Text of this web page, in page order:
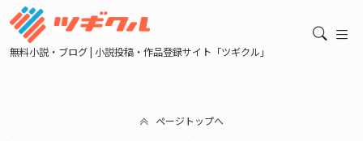
無料小説・ブログ | 小説投稿・作品登録サイト「ツギクル」
ページトップへ